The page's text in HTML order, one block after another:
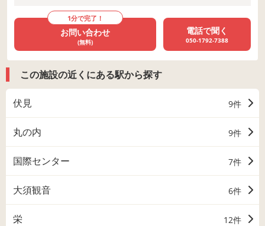
1分で完了！
お問い合わせ
(無料)
電話で聞く
050-1792-7388
この施設の近くにある駅から探す
伏見 9件
丸の内 9件
国際センター 7件
大須観音 6件
栄 12件